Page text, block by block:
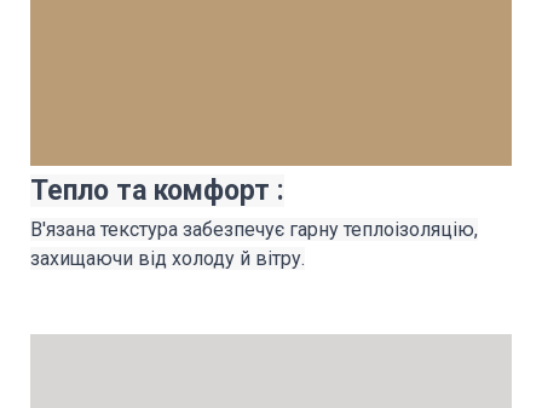
Тепло та комфорт :
В'язана текстура забезпечує гарну теплоізоляцію,
захищаючи від холоду й вітру.